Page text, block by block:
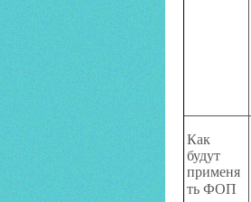
Как
будут
применя
ть ФОП